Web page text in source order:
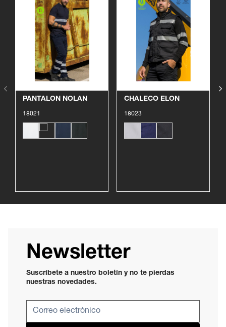
Ver producto
PANTALON NOLAN
18021
Ver producto
CHALECO ELON
18023
Newsletter
Suscríbete a nuestro boletín y no te pierdas
nuestras novedades.